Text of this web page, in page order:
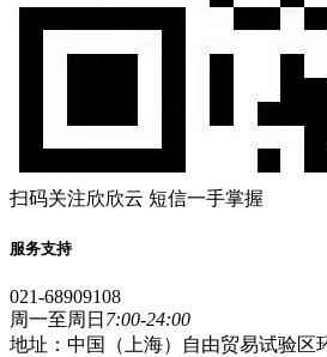
扫码关注欣欣云 短信一手掌握
服务支持
021-68909108
周一至周日 7:00-24:00
地址：中国（上海）自由贸易试验区